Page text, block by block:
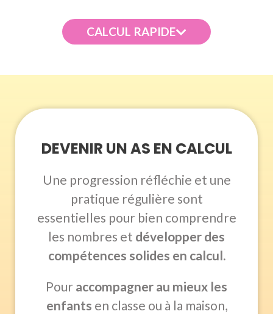
CALCUL RAPIDE
DEVENIR UN AS EN CALCUL
Une progression réfléchie et une
pratique régulière sont
essentielles pour bien comprendre
les nombres et développer des
compétences solides en calcul.
Pour accompagner au mieux les
enfants en classe ou à la maison,